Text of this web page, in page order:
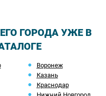
ГОРОДА УЖЕ В
Воронеж
Казань
Краснодар